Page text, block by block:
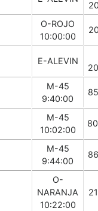
O-ROJO
10:00:00
E-ALEVIN
M-45
9:40:00
M-45
10:02:00
M-45
9:44:00
O-
NARANJA
10:22:00